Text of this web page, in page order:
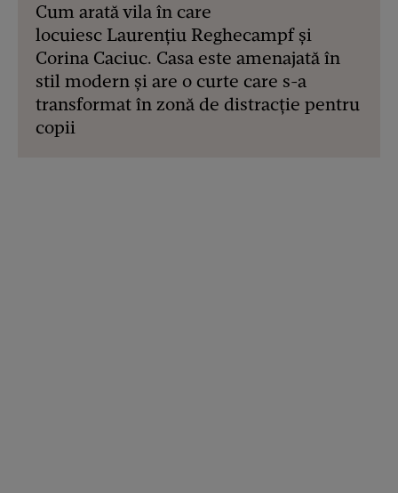
Cum arată vila în care
locuiesc Laurențiu Reghecampf și
Corina Caciuc. Casa este amenajată în
stil modern și are o curte care s-a
transformat în zonă de distracție pentru
copii